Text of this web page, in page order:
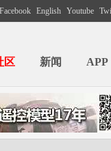
Facebook English Youtube
区 新闻 APP